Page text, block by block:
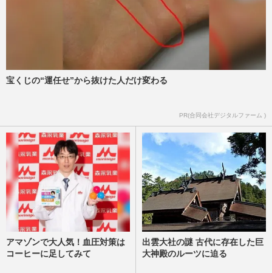
宝くじの“運任せ”から抜けた人だけ変わる
PR(合同会社デジタルファーム )
アマゾンで大人気！血圧対策は
コーヒーに足してみて
出雲大社の謎 古代に存在した巨
大神殿のルーツに迫る